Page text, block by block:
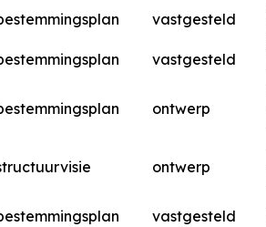
vastgesteld
vastgesteld
ontwerp
ontwerp
vastgesteld